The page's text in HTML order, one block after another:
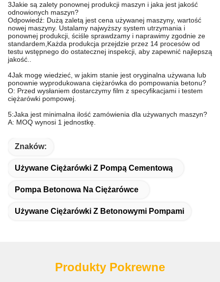
3Jakie są zalety ponownej produkcji maszyn i jaka jest jakość
odnowionych maszyn?
Odpowiedź: Dużą zaletą jest cena używanej maszyny, wartość
nowej maszyny. Ustalamy najwyższy system utrzymania i
ponownej produkcji, ściśle sprawdzamy i naprawimy zgodnie ze
standardem,Każda produkcja przejdzie przez 14 procesów od
testu wstępnego do ostatecznej inspekcji, aby zapewnić najlepszą
jakość..
4Jak mogę wiedzieć, w jakim stanie jest oryginalna używana lub
ponownie wyprodukowana ciężarówka do pompowania betonu?
O: Przed wysłaniem dostarczymy film z specyfikacjami i testem
ciężarówki pompowej.
5:Jaka jest minimalna ilość zamówienia dla używanych maszyn?
A: MOQ wynosi 1 jednostkę.
Znaków:
Używane Ciężarówki Z Pompą Cementową
Pompa Betonowa Na Ciężarówce
Używane Ciężarówki Z Betonowymi Pompami
Produkty Pokrewne